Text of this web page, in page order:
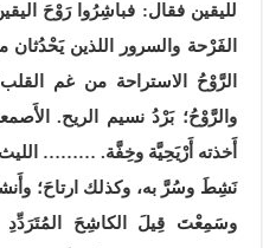
لليقين فقال: فباشِرُوا رَوْحَ
الفَرْحة والسرور اللذين
الرَّوْحُ الاستراحة من غم
والرَّوْحُ؛ بَرْدُ نسيم الريح.
أَخذته أَرْيَحِيَّة وخِفَّة. ………
نَشِطَ وسُرَّ به، وكذلك ارتاحَ؛
وسَمِعْتَ قِيلَ الكاشِحَ المُتَرَدِّدِ